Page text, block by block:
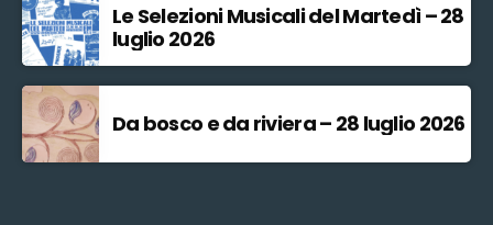
Le Selezioni Musicali del Martedì – 28
luglio 2026
Da bosco e da riviera – 28 luglio 2026